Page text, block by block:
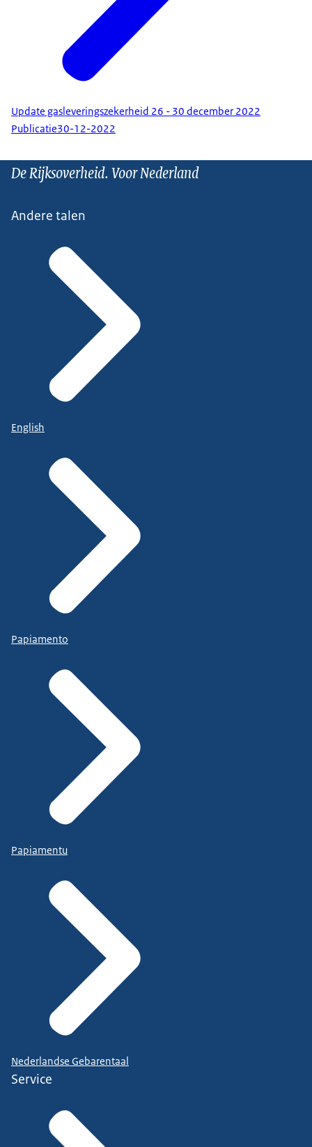
Update gasleveringszekerheid 26 - 30 december 2022
Publicatie30-12-2022
De Rijksoverheid. Voor Nederland
Andere talen
English
Papiamento
Papiamentu
Nederlandse Gebarentaal
Service